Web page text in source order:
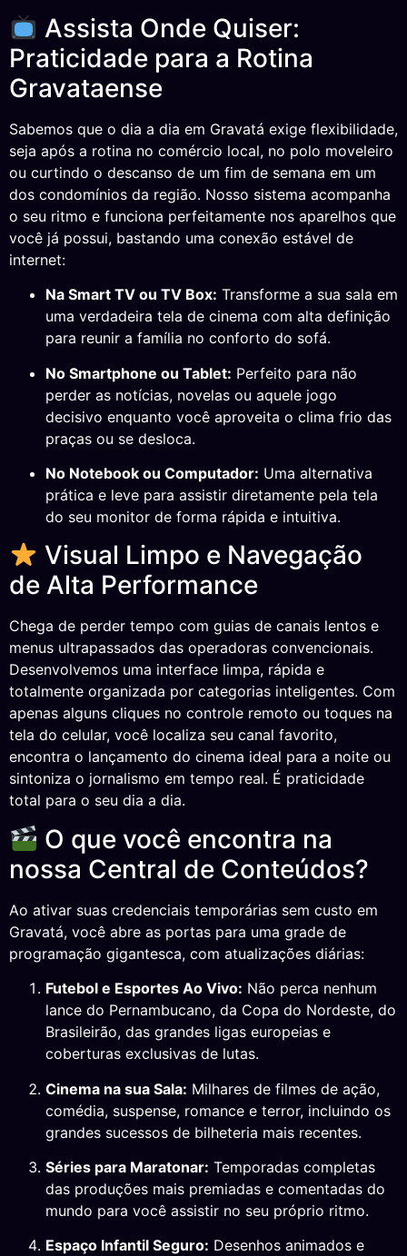
Assista Onde Quiser:
Praticidade para a Rotina
Gravataense
Sabemos que o dia a dia em Gravatá exige flexibilidade,
seja após a rotina no comércio local, no polo moveleiro
ou curtindo o descanso de um fim de semana em um
dos condomínios da região. Nosso sistema acompanha
o seu ritmo e funciona perfeitamente nos aparelhos que
você já possui, bastando uma conexão estável de
internet:
Na Smart TV ou TV Box: Transforme a sua sala em
uma verdadeira tela de cinema com alta definição
para reunir a família no conforto do sofá.
No Smartphone ou Tablet: Perfeito para não
perder as notícias, novelas ou aquele jogo
decisivo enquanto você aproveita o clima frio das
praças ou se desloca.
No Notebook ou Computador: Uma alternativa
prática e leve para assistir diretamente pela tela
do seu monitor de forma rápida e intuitiva.
Visual Limpo e Navegação
de Alta Performance
Chega de perder tempo com guias de canais lentos e
menus ultrapassados das operadoras convencionais.
Desenvolvemos uma interface limpa, rápida e
totalmente organizada por categorias inteligentes. Com
apenas alguns cliques no controle remoto ou toques na
tela do celular, você localiza seu canal favorito,
encontra o lançamento do cinema ideal para a noite ou
sintoniza o jornalismo em tempo real. É praticidade
total para o seu dia a dia.
O que você encontra na
nossa Central de Conteúdos?
Ao ativar suas credenciais temporárias sem custo em
Gravatá, você abre as portas para uma grade de
programação gigantesca, com atualizações diárias:
Futebol e Esportes Ao Vivo: Não perca nenhum
lance do Pernambucano, da Copa do Nordeste, do
Brasileirão, das grandes ligas europeias e
coberturas exclusivas de lutas.
Cinema na sua Sala: Milhares de filmes de ação,
comédia, suspense, romance e terror, incluindo os
grandes sucessos de bilheteria mais recentes.
Séries para Maratonar: Temporadas completas
das produções mais premiadas e comentadas do
mundo para você assistir no seu próprio ritmo.
Espaço Infantil Seguro: Desenhos animados e